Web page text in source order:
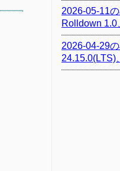
2026-05-11
Rolldown 1.0
2026-04-29
24.15.0(LTS)